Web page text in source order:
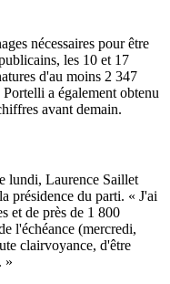
nécessaires pour être
les 10 et 17
d'au moins 2 347
a également obtenu
avant demain.
lundi, Laurence Saillet
présidence du parti. « J'ai
et de près de 1 800
l'échéance (mercredi,
clairvoyance, d'être
»